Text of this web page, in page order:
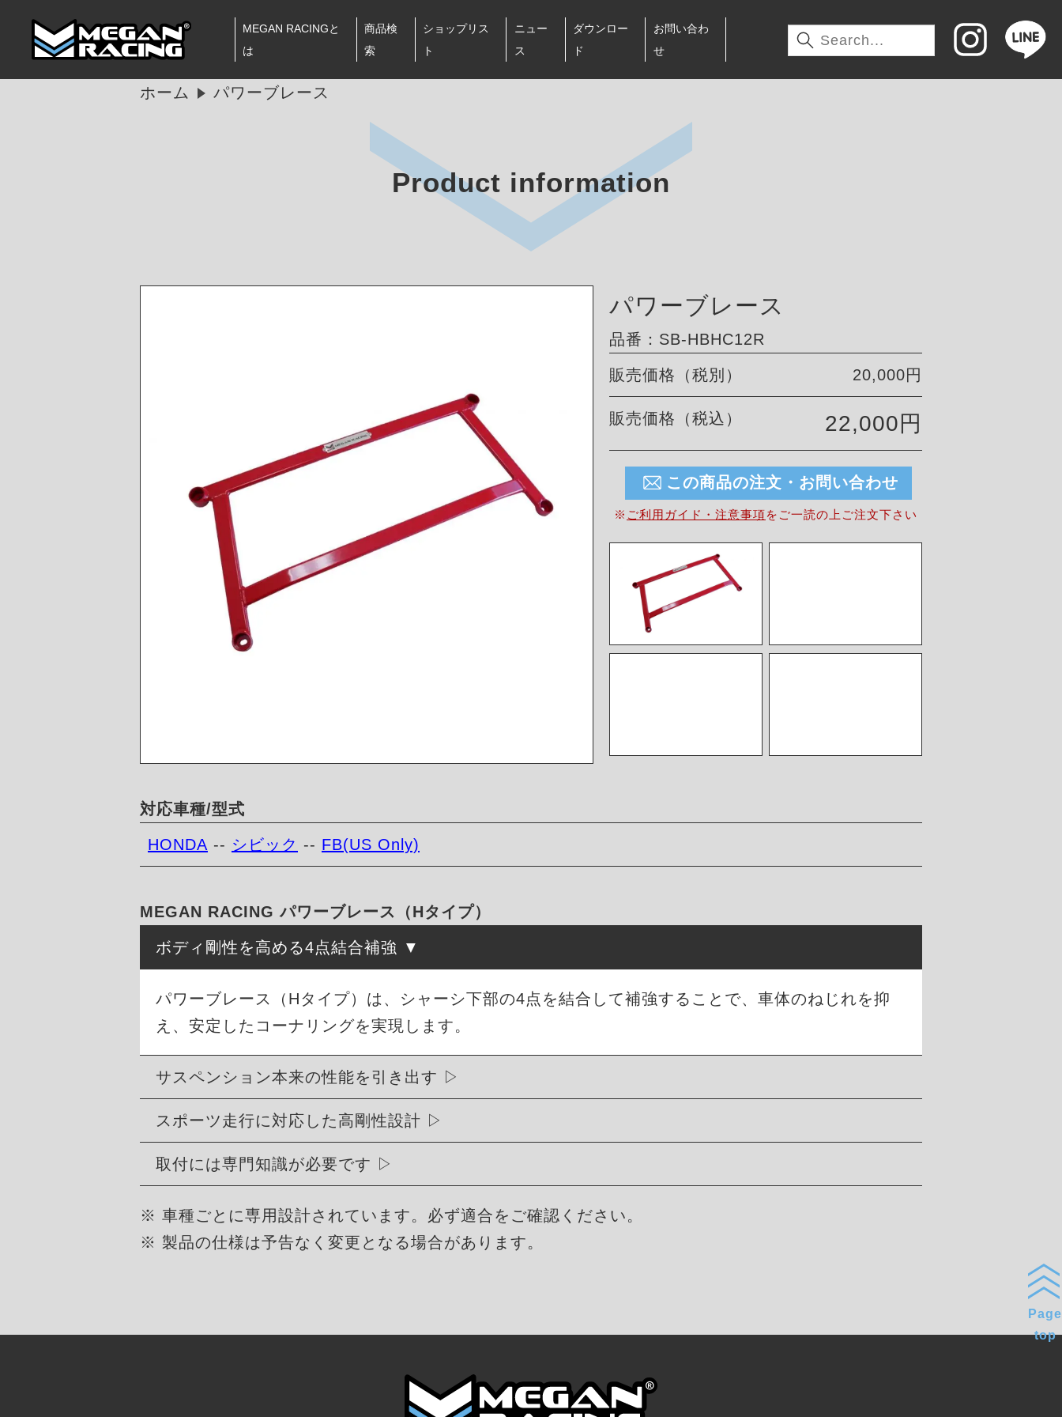
MEGAN RACINGと
は
商品検
索
ショップリス
ト
ニュー
ス
ダウンロー
ド
お問い合わ
せ
ホーム パワーブレース
Product information
パワーブレース
品番：SB-HBHC12R
販売価格（税別） 20,000円
販売価格（税込） 22,000円
この商品の注文・お問い合わせ
※ ご利用ガイド・注意事項を ご一読の上ご注文下さい
対応車種/型式
HONDA -- シビック -- FB(US Only)
MEGAN RACING パワーブレース（Hタイプ）
ボディ剛性を高める4点結合補強
パワーブレース（Hタイプ）は、シャーシ下部の4点を結合して補強することで、車体のねじれを抑
え、安定したコーナリングを実現します。
サスペンション本来の性能を引き出す
スポーツ走行に対応した高剛性設計
取付には専門知識が必要です
※ 車種ごとに専用設計されています。必ず適合をご確認ください。
※ 製品の仕様は予告なく変更となる場合があります。
Page
top